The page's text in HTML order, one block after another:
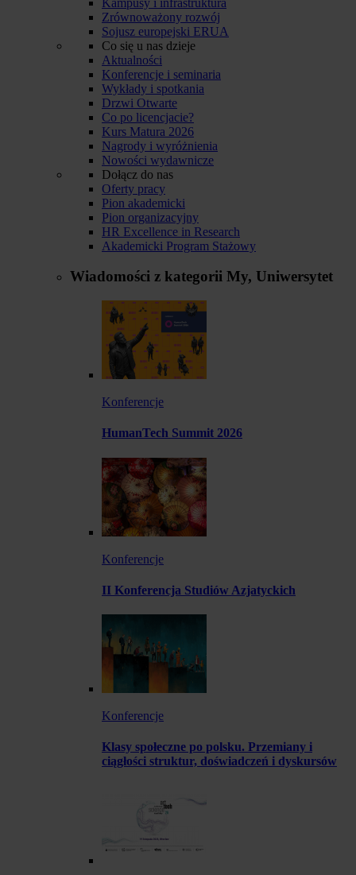
Zrównoważony rozwój
Sojusz europejski ERUA
Co się u nas dzieje
Aktualności
Konferencje i seminaria
Wykłady i spotkania
Drzwi Otwarte
Co po licencjacie?
Kurs Matura 2026
Nagrody i wyróżnienia
Nowości wydawnicze
Dołącz do nas
Oferty pracy
Pion akademicki
Pion organizacyjny
HR Excellence in Research
Akademicki Program Stażowy
Wiadomości z kategorii My, Uniwersytet
Konferencje
HumanTech Summit 2026
Konferencje
II Konferencja Studiów Azjatyckich
Konferencje
Klasy społeczne po polsku. Przemiany i
ciągłości struktur, doświadczeń i dyskursów